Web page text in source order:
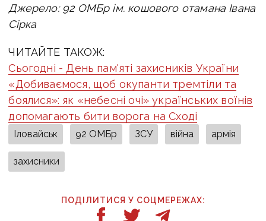
Джерело: 92 ОМБр ім. кошового отамана Івана
Сірка
ЧИТАЙТЕ ТАКОЖ:
Сьогодні - День пам'яті захисників України
«Добиваємося, щоб окупанти тремтіли та
боялися»: як «небесні очі» українських воїнів
допомагають бити ворога на Сході
Іловайськ 92 ОМБр ЗСУ війна армія
захисники
ПОДІЛИТИСЯ У СОЦМЕРЕЖАХ: